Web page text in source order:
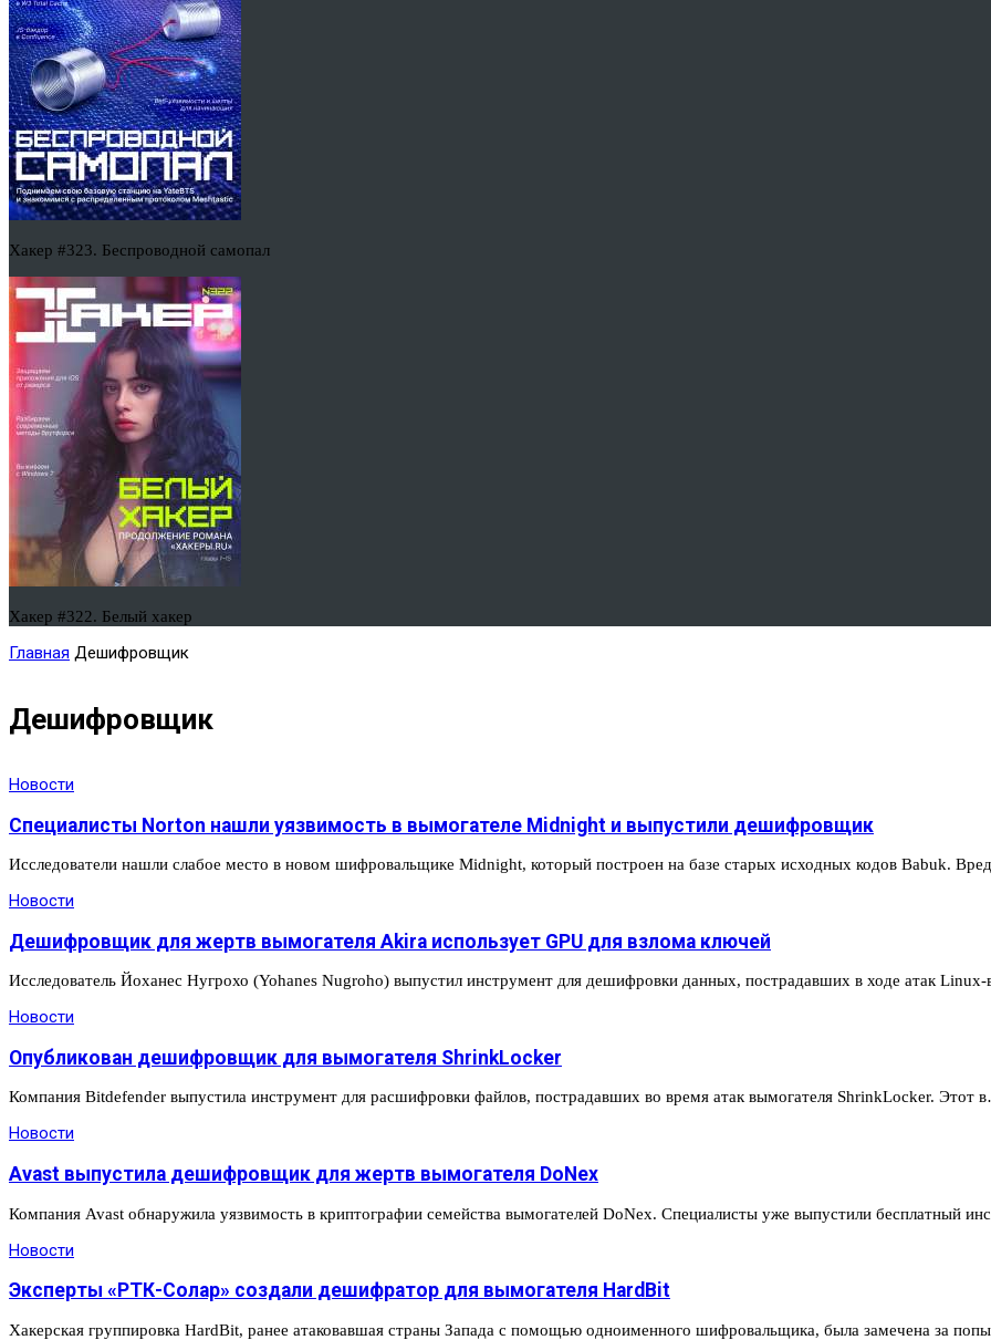
Хакер #323. Беспроводной самопал
Хакер #322. Белый хакер
Главная Дешифровщик
Дешифровщик
Новости
Специалисты Norton нашли уязвимость в вымогателе Midnight и выпустили дешифровщик
Исследователи нашли слабое место в новом шифровальщике Midnight, который построен на базе старых исходных кодов Babuk.
Новости
Дешифровщик для жертв вымогателя Akira использует GPU для взлома ключей
Исследователь Йоханес Нугрохо (Yohanes Nugroho) выпустил инструмент для дешифровки данных, пострадавших в ходе атак
Новости
Опубликован дешифровщик для вымогателя ShrinkLocker
Компания Bitdefender выпустила инструмент для расшифровки файлов, пострадавших во время атак вымогателя ShrinkLocker. Этот
Новости
Avast выпустила дешифровщик для жертв вымогателя DoNex
Компания Avast обнаружила уязвимость в криптографии семейства вымогателей DoNex. Специалисты уже выпустили бесплатный
Новости
Эксперты «РТК-Солар» создали дешифратор для вымогателя HardBit
Хакерская группировка HardBit, ранее атаковавшая страны Запада с помощью одноименного шифровальщика, была замечена за